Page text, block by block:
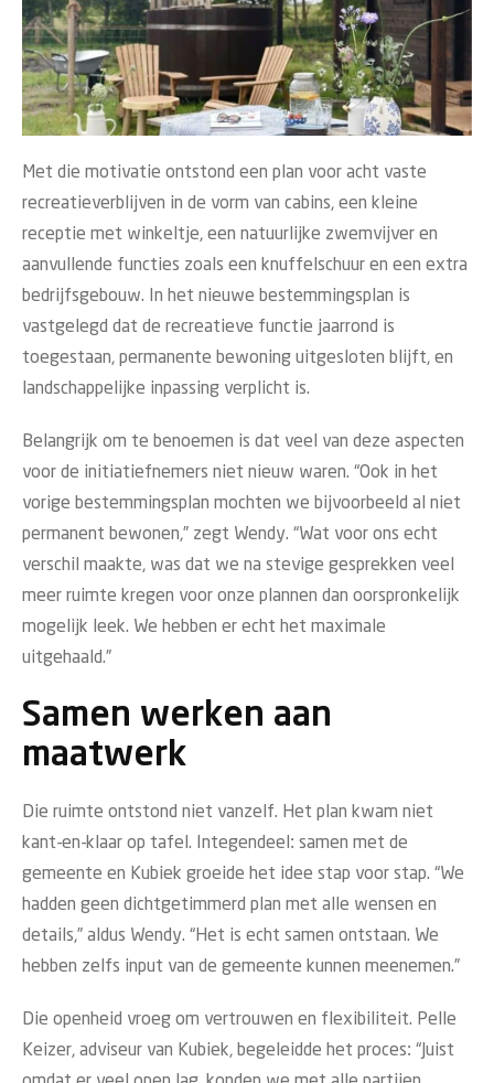
Met die motivatie ontstond een plan voor acht vaste
recreatieverblijven in de vorm van cabins, een kleine
receptie met winkeltje, een natuurlijke zwemvijver en
aanvullende functies zoals een knuffelschuur en een extra
bedrijfsgebouw. In het nieuwe bestemmingsplan is
vastgelegd dat de recreatieve functie jaarrond is
toegestaan, permanente bewoning uitgesloten blijft, en
landschappelijke inpassing verplicht is.
Belangrijk om te benoemen is dat veel van deze aspecten
voor de initiatiefnemers niet nieuw waren. “Ook in het
vorige bestemmingsplan mochten we bijvoorbeeld al niet
permanent bewonen,” zegt Wendy. “Wat voor ons echt
verschil maakte, was dat we na stevige gesprekken veel
meer ruimte kregen voor onze plannen dan oorspronkelijk
mogelijk leek. We hebben er echt het maximale
uitgehaald.”
Samen werken aan
maatwerk
Die ruimte ontstond niet vanzelf. Het plan kwam niet
kant-en-klaar op tafel. Integendeel: samen met de
gemeente en Kubiek groeide het idee stap voor stap. “We
hadden geen dichtgetimmerd plan met alle wensen en
details,” aldus Wendy. “Het is echt samen ontstaan. We
hebben zelfs input van de gemeente kunnen meenemen.”
Die openheid vroeg om vertrouwen en flexibiliteit. Pelle
Keizer, adviseur van Kubiek, begeleidde het proces: “Juist